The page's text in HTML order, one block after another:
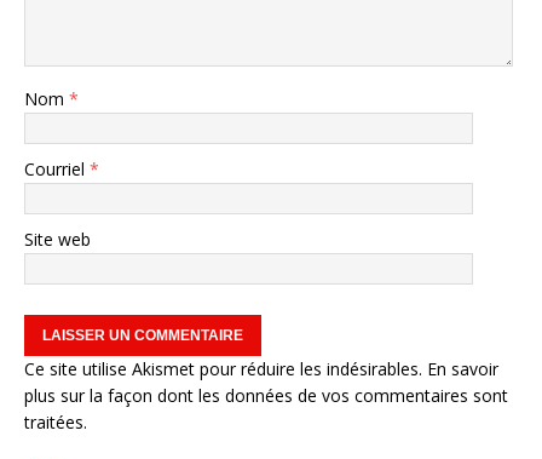
Nom *
Courriel *
Site web
Ce site utilise Akismet pour réduire les indésirables. En savoir
plus sur la façon dont les données de vos commentaires sont
traitées.